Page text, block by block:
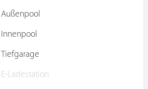
Außenpool
Innenpool
Tiefgarage
E-Ladestation